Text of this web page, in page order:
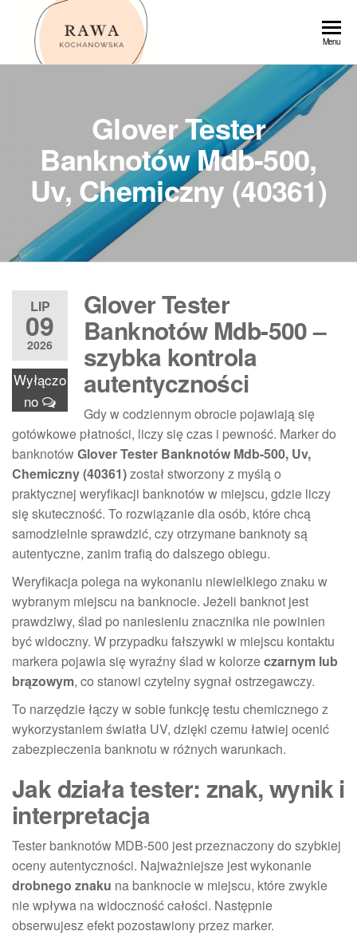
Przejdź
Menu
Glover Tester
Banknotów Mdb-500,
Uv, Chemiczny (40361)
LIP
09
2026
Wyłączo
no
Glover Tester
Banknotów Mdb-500 –
szybka kontrola
autentyczności
Gdy w codziennym obrocie pojawiają się
gotówkowe płatności, liczy się czas i pewność. Marker do
banknotówGlover Tester Banknotów Mdb-500, Uv,
Chemiczny (40361)został stworzony z myślą o
praktycznej weryfikacji banknotów w miejscu, gdzie liczy
się skuteczność. To rozwiązanie dla osób, które chcą
samodzielnie sprawdzić, czy otrzymane banknoty są
autentyczne, zanim trafią do dalszego obiegu.
Weryfikacja polega na wykonaniu niewielkiego znaku w
wybranym miejscu na banknocie. Jeżeli banknot jest
prawdziwy, ślad po naniesieniu znacznika nie powinien
być widoczny. W przypadku fałszywki w miejscu kontaktu
markera pojawia się wyraźny ślad w kolorzeczarnym lub
brązowym, co stanowi czytelny sygnał ostrzegawczy.
To narzędzie łączy w sobie funkcję testu chemicznego z
wykorzystaniem światła UV, dzięki czemu łatwiej ocenić
zabezpieczenia banknotu w różnych warunkach.
Jak działa tester: znak, wynik i
interpretacja
Tester banknotów MDB-500 jest przeznaczony do szybkiej
oceny autentyczności. Najważniejsze jest wykonanie
drobnego znaku na banknocie w miejscu, które zwykle
nie wpływa na widoczność całości. Następnie
obserwujesz efekt pozostawiony przez marker.